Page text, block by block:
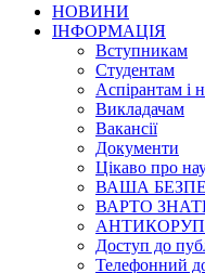
НОВИНИ
ІНФОРМАЦІЯ
Вступникам
Студентам
Аспірантам і
Викладачам
Вакансії
Документи
Цікаво про
ВАША
ВАРТО
Доступ до
Телефонний